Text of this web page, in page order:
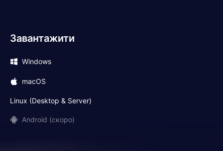
Завантажити
Windows
macOS
Linux (Desktop & Server)
Android (скоро)